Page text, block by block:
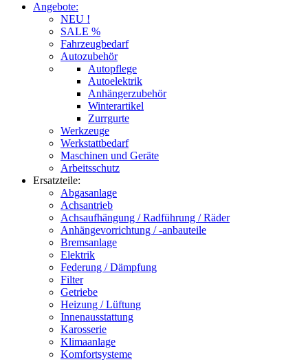
Angebote:
NEU !
SALE %
Fahrzeugbedarf
Autozubehör
Autopflege
Autoelektrik
Anhängerzubehör
Winterartikel
Zurrgurte
Werkzeuge
Werkstattbedarf
Maschinen und Geräte
Arbeitsschutz
Ersatzteile:
Abgasanlage
Achsantrieb
Achsaufhängung / Radführung / Räder
Anhängevorrichtung / -anbauteile
Bremsanlage
Elektrik
Federung / Dämpfung
Filter
Getriebe
Heizung / Lüftung
Innenausstattung
Karosserie
Klimaanlage
Komfortsysteme